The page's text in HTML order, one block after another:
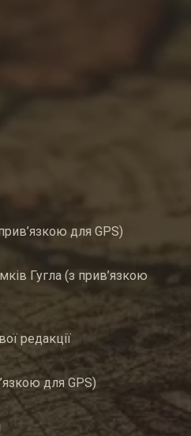
для GPS)
Гугла (з прив’язкою
редакції
для GPS)